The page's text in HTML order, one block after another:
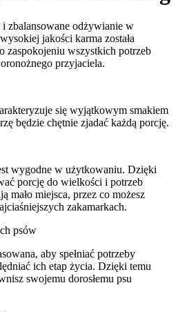
zbalansowane odżywianie w
jakości karma została
zaspokojeniu wszystkich potrzeb
przyjaciela.
się wyjątkowym smakiem
będzie chętnie zjadać każdą porcję.
wygodne w użytkowaniu. Dzięki
porcję do wielkości i potrzeb
mało miejsca, przez co możesz
zakamarkach.
psów
aby spełniać potrzeby
ich etap życia. Dzięki temu
swojemu dorosłemu psu